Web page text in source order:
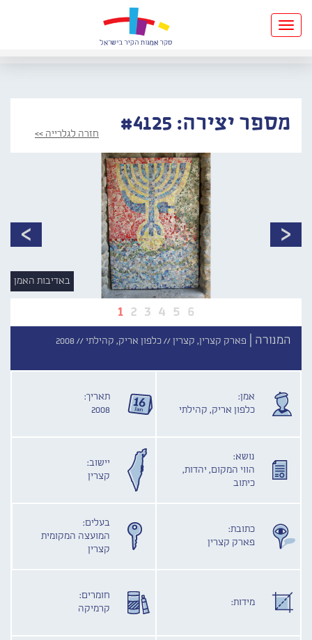
Toggle
navigation
מספר יצירה: #4125 חזרה לגלרייה >>
1 2 3 4 5 6
באדיבות האמן
המנורה | פארק קצרין, קצרין //כלפון אריק, קהילתי // 2008
אמן:
כלפון אריק, קהילתי
תאריך:
2008
נושא:
הווי המקום, יהדות,
כיתוב
יישוב:
קצרין
כתובת:
פארק קצרין
בעלים:
המועצה המקומית
קצרין
מידות:
חומרים:
קרמיקה